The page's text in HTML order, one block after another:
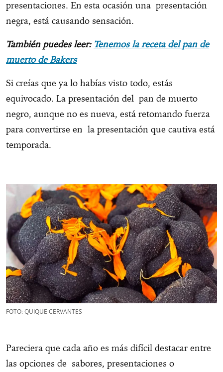
presentaciones. En esta ocasión una presentación
negra, está causando sensación.
También puedes leer: Tenemos la receta del pan de
muerto de Bakers
Si creías que ya lo habías visto todo, estás
equivocado. La presentación del pan de muerto
negro, aunque no es nueva, está retomando fuerza
para convertirse en la presentación que cautiva está
temporada.
FOTO: QUIQUE CERVANTES
Pareciera que cada año es más difícil destacar entre
las opciones de sabores, presentaciones o